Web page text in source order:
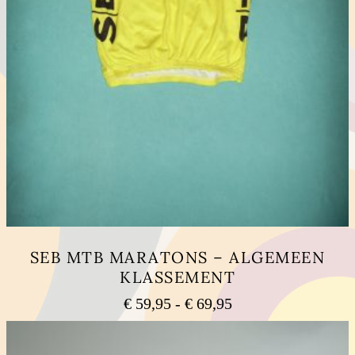
SEB MTB MARATONS – ALGEMEEN
KLASSEMENT
€59,95 - €69,95Prijsklasse:
€ 59,95